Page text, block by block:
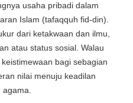
usaha pribadi dalam
Islam (tafaqquh fid-din).
dari ketakwaan dan ilmu,
atau status sosial. Walau
bagi sebagian
nilai menuju keadilan